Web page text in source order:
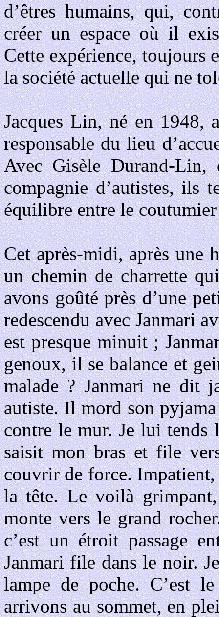
d’êtres humains, qui,
créer un espace où il
Cette expérience, toujours
la société actuelle qui ne
Jacques Lin, né en 1948,
responsable du lieu
Avec Gisèle Durand-Lin,
compagnie d’autistes, ils
équilibre entre le
Cet après-midi, après une
un chemin de charrette
avons goûté près d’une
redescendu avec Janmari
est presque minuit ;
genoux, il se balance et
malade ? Janmari ne dit
autiste. Il mord son
contre le mur. Je lui
saisit mon bras et file
couvrir de force.
la tête. Le voilà
monte vers le grand
c’est un étroit passage
Janmari file dans le noir.
lampe de poche. C’est
arrivons au sommet, en